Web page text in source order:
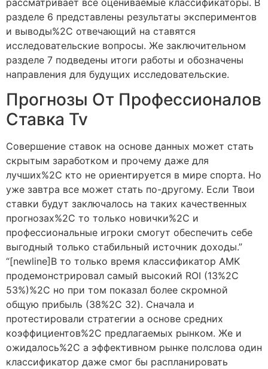
разделе 6 представлены результаты экспериментов
и выводы%2C отвечающий на ставятся
исследовательские вопросы. Же заключительном
разделе 7 подведены итоги работы и обозначены
направления для будущих исследовательские.
Прогнозы От Профессионалов
Ставка Tv
Совершение ставок на основе данных может стать
скрытым заработком и прочему даже для
лучших%2C кто не ориентируется в мире спорта. Но
уже завтра все может стать по-другому. Если Твои
ставки будут заключалось на таких качественных
прогнозах%2C то только новички%2C и
профессиональные игроки смогут обеспечить себе
выгодный только стабильный источник доходы.”
“[newline]В то только время классификатор AMK
продемонстрировал самый высокий ROI (13%2C
53%)%2C но при том показал более скромной
общую прибыль (38%2C 32). Сначала и
протестировали стратегии а основе средних
коэффициентов%2C предлагаемых рынком. Же и
ожидалось%2C а эффективном рынке полслова один
классификатор даже смог бы распланировать